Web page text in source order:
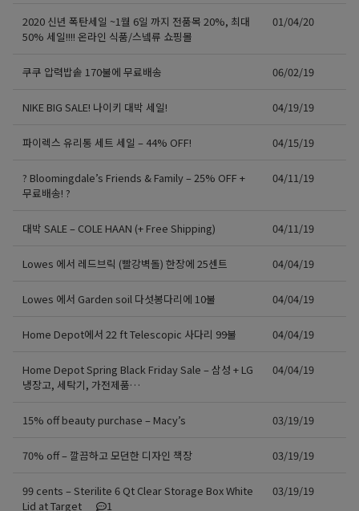
2020 신년 폭탄세일 ~1월 6일 까지 전품목 20%, 최대
50% 세일!!!! 온라인 식품/스넼류 쇼핑몰
01/04/20
쿠쿠 압력밥솥 170불에 무료배송 06/02/19
NIKE BIG SALE! 나이키 대박 세일! 04/19/19
파이렉스 유리통 세트 세일 – 44% OFF! 04/15/19
? Bloomingdale’s Friends & Family – 25% OFF +
무료배송! ?
04/11/19
대박 SALE – COLE HAAN (+ Free Shipping) 04/11/19
Lowes 에서 레드브릭 (빨강벽돌) 한장에 25센트 04/04/19
Lowes 에서 Garden soil 다섯봉다리에 10불 04/04/19
Home Depot에서 22 ft Telescopic 사다리 99불 04/04/19
Home Depot Spring Black Friday Sale – 삼성 + LG
냉장고, 세탁기, 가전제품…
04/04/19
15% off beauty purchase – Macy’s 03/19/19
70% off – 깔끔하고 모던한 디자인 책장 03/19/19
99 cents – Sterilite 6 Qt Clear Storage Box White
Lid at Target
1
03/19/19